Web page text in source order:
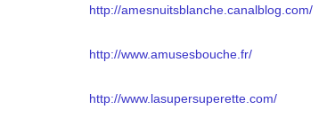
http://amesnuitsblanche.canalblog.com/
http://www.amusesbouche.fr/
http://www.lasupersuperette.com/